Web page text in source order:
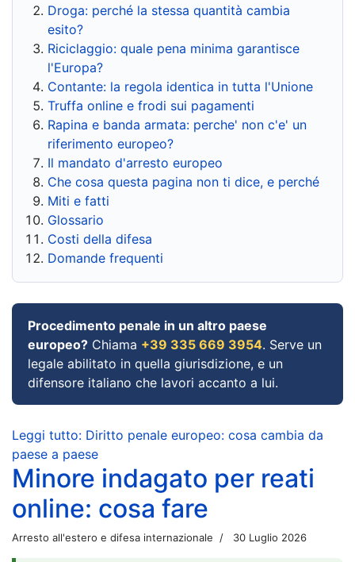
Droga: perché la stessa quantità cambia
esito?
Riciclaggio: quale pena minima garantisce
l'Europa?
Contante: la regola identica in tutta l'Unione
Truffa online e frodi sui pagamenti
Rapina e banda armata: perche' non c'e' un
riferimento europeo?
Il mandato d'arresto europeo
Che cosa questa pagina non ti dice, e perché
Miti e fatti
Glossario
Costi della difesa
Domande frequenti
Procedimento penale in un altro paese
europeo? Chiama +39 335 669 3954. Serve un
legale abilitato in quella giurisdizione, e un
difensore italiano che lavori accanto a lui.
Leggi tutto: Diritto penale europeo: cosa cambia da
paese a paese
Minore indagato per reati
online: cosa fare
Arresto all'estero e difesa internazionale 30 Luglio 2026